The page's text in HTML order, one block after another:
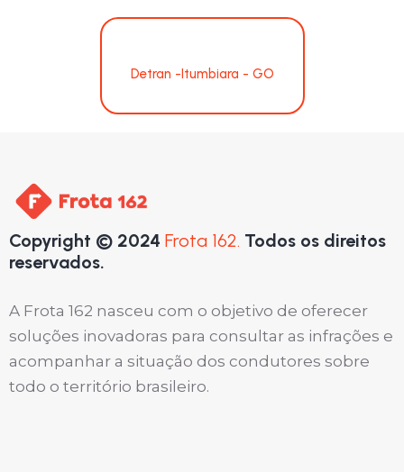
Detran -Itumbiara - GO
Copyright © 2024 Frota 162. Todos os direitos
reservados.
A Frota 162 nasceu com o objetivo de oferecer
soluções inovadoras para consultar as infrações e
acompanhar a situação dos condutores sobre
todo o território brasileiro.